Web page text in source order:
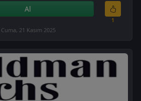
Al
1
Cuma, 21 Kasım 2025